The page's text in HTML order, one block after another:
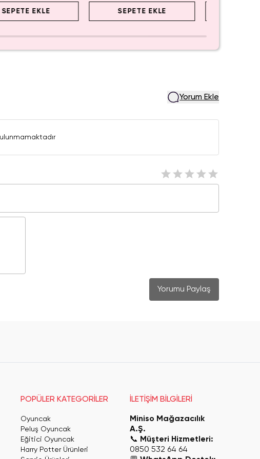
SEPETE EKLE SEPETE EKLE
Yorum Ekle
Yorumu Paylaş
POPÜLER KATEGORİLER
Oyuncak
Peluş Oyuncak
Eğitici Oyuncak
Harry Potter Ürünleri
İLETİŞİM BİLGİLERİ
Miniso Mağazacılık
A.Ş.
📞 Müşteri Hizmetleri:
0850 532 64 64